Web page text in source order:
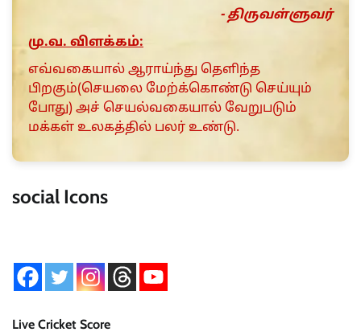
- திருவள்ளுவர்
மு.வ. விளக்கம்:
எவ்வகையால் ஆராய்ந்து தெளிந்த
பிறகும்(செயலை மேற்க்கொண்டு செய்யும்
போது) அச் செயல்வகையால் வேறுபடும்
மக்கள் உலகத்தில் பலர் உண்டு.
social Icons
Live Cricket Score